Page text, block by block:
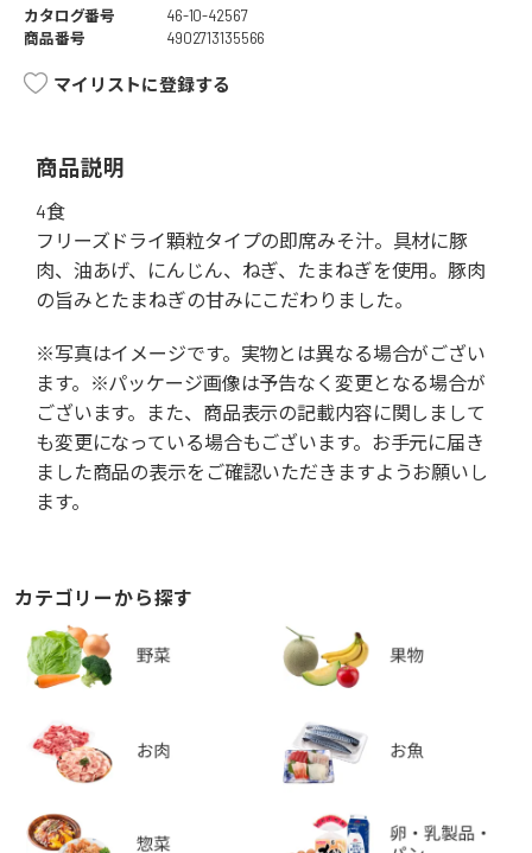
カタログ番号
46-10-42567
商品番号
4902713135566
マイリストに登録する
商品説明
4食
フリーズドライ顆粒タイプの即席みそ汁。具材に豚
肉、油あげ、にんじん、ねぎ、たまねぎを使用。豚肉
の旨みとたまねぎの甘みにこだわりました。
※写真はイメージです。実物とは異なる場合がござい
ます。※パッケージ画像は予告なく変更となる場合が
ございます。また、商品表示の記載内容に関しまして
も変更になっている場合もございます。お手元に届き
ました商品の表示をご確認いただきますようお願いし
ます。
カテゴリーから探す